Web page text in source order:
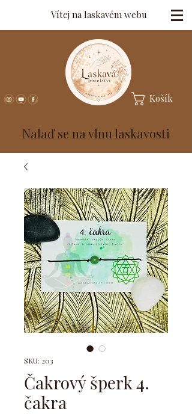
Vítej na laskavém webu
Košík
Nalaď se na vlnu laskavosti
SKU: 203
Čakrový šperk 4.
čakra